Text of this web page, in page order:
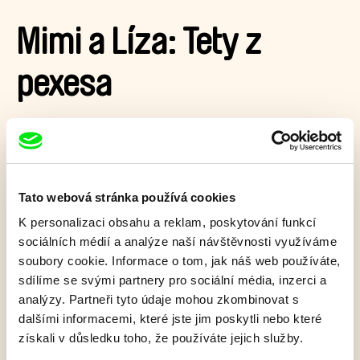
Tato webová stránka používá cookies
K personalizaci obsahu a reklam, poskytování funkcí
sociálních médií a analýze naší návštěvnosti využíváme
soubory cookie. Informace o tom, jak náš web používáte,
sdílíme se svými partnery pro sociální média, inzerci a
analýzy. Partneři tyto údaje mohou zkombinovat s
dalšími informacemi, které jste jim poskytli nebo které
získali v důsledku toho, že používáte jejich služby.
Mimi a Líza: Tety z
pexesa
O tom, jak v zemi látek ušili kamaráda pro smutného froté
krokodýla.
Film bohužel není dostupný :(
Omlouváme se, ale tento titul není ve vaší zemi k
dispozici.